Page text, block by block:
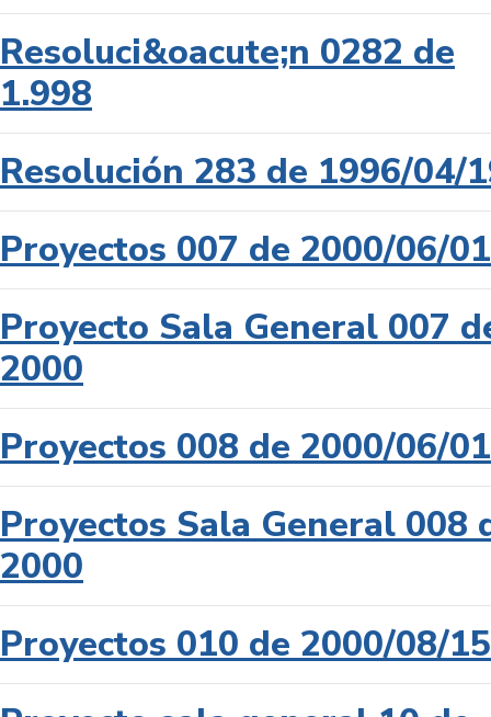
Resoluci&oacute;n 0282 de
1.998
Resolución 283 de 1996/04/
Proyectos 007 de 2000/06/01
Proyecto Sala General 007
2000
Proyectos 008 de 2000/06/01
Proyectos Sala General 008
2000
Proyectos 010 de 2000/08/15